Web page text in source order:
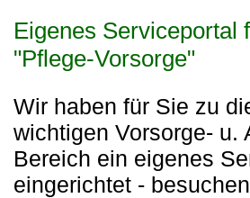
Eigenes Serviceportal
"Pflege-Vorsorge"
Wir haben für Sie zu
wichtigen Vorsorge- u.
Bereich ein eigenes
eingerichtet -